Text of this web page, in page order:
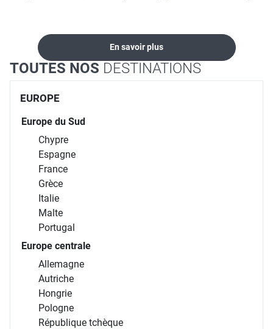
En savoir plus
TOUTES NOS DESTINATIONS
EUROPE
Europe du Sud
Chypre
Espagne
France
Grèce
Italie
Malte
Portugal
Europe centrale
Allemagne
Autriche
Hongrie
Pologne
République tchèque